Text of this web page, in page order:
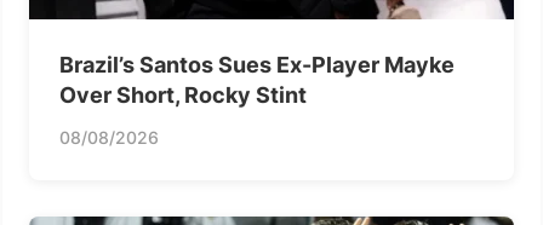
Brazil’s Santos Sues Ex-Player Mayke
Over Short, Rocky Stint
08/08/2026